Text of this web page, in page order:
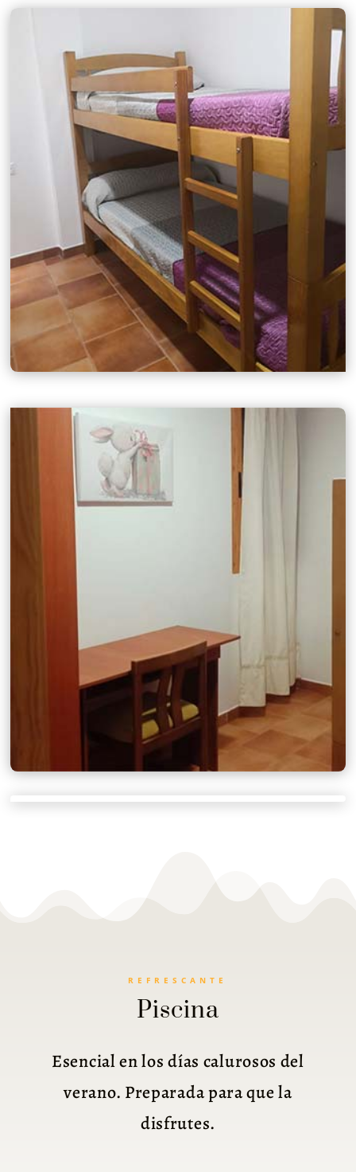
REFRESCANTE
Piscina
Esencial en los días calurosos del
verano. Preparada para que la
disfrutes.